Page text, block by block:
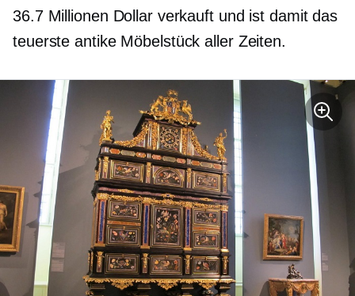
36.7 Millionen Dollar verkauft und ist damit das
teuerste antike Möbelstück aller Zeiten.